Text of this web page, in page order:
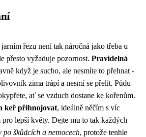
řezu není tak náročná jako třeba u
přesto vyžaduje pozornost. Pravidelná
když je sucho, ale nesmíte to přehnat -
zima trápí a nesmí se přelít. Půdu
ať se vzduch dostane ke kořenům.
keř přihnojovat, ideálně něčím s víc
lepší květy. Dejte mu to tak každých
po škůdcích a nemocech, protože tenhle